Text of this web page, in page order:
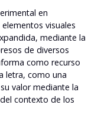
en
visuales
mediante la
de diversos
como recurso
letra, como una
valor mediante la
contexto de los